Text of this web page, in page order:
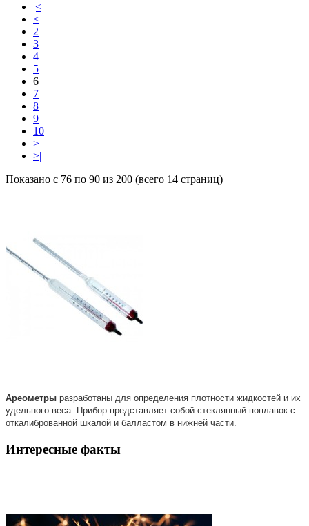
|<
<
2
3
4
5
6
7
8
9
10
>
>|
Показано с 76 по 90 из 200 (всего 14 страниц)
Ареометры разработаны для определения плотности жидкостей и их
удельного веса. Прибор представляет собой стеклянный поплавок с
откалиброванной шкалой и балластом в нижней части.
Интересные факты